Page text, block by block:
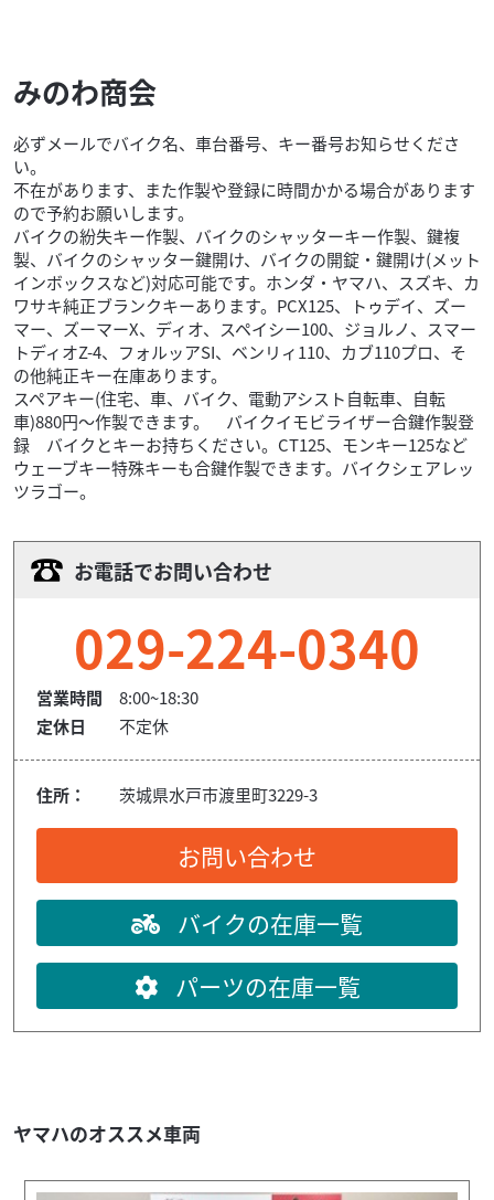
みのわ商会
必ずメールでバイク名、車台番号、キー番号お知らせくださ
い。
不在があります、また作製や登録に時間かかる場合があります
ので予約お願いします。
バイクの紛失キー作製、バイクのシャッターキー作製、鍵複
製、バイクのシャッター鍵開け、バイクの開錠・鍵開け(メット
インボックスなど)対応可能です。ホンダ・ヤマハ、スズキ、カ
ワサキ純正ブランクキーあります。PCX125、トゥデイ、ズー
マー、ズーマーX、ディオ、スペイシー100、ジョルノ、スマー
トディオZ-4、フォルッアSI、ベンリィ110、カブ110プロ、そ
の他純正キー在庫あります。
スペアキー(住宅、車、バイク、電動アシスト自転車、自転
車)880円～作製できます。 バイクイモビライザー合鍵作製登
録 バイクとキーお持ちください。CT125、モンキー125など
ウェーブキー特殊キーも合鍵作製できます。バイクシェアレッ
ツラゴー。
お電話でお問い合わせ
029-224-0340
営業時間
8:00~18:30
定休日
不定休
住所： 茨城県水戸市渡里町3229-3
お問い合わせ
バイクの在庫一覧
パーツの在庫一覧
ヤマハのオススメ車両